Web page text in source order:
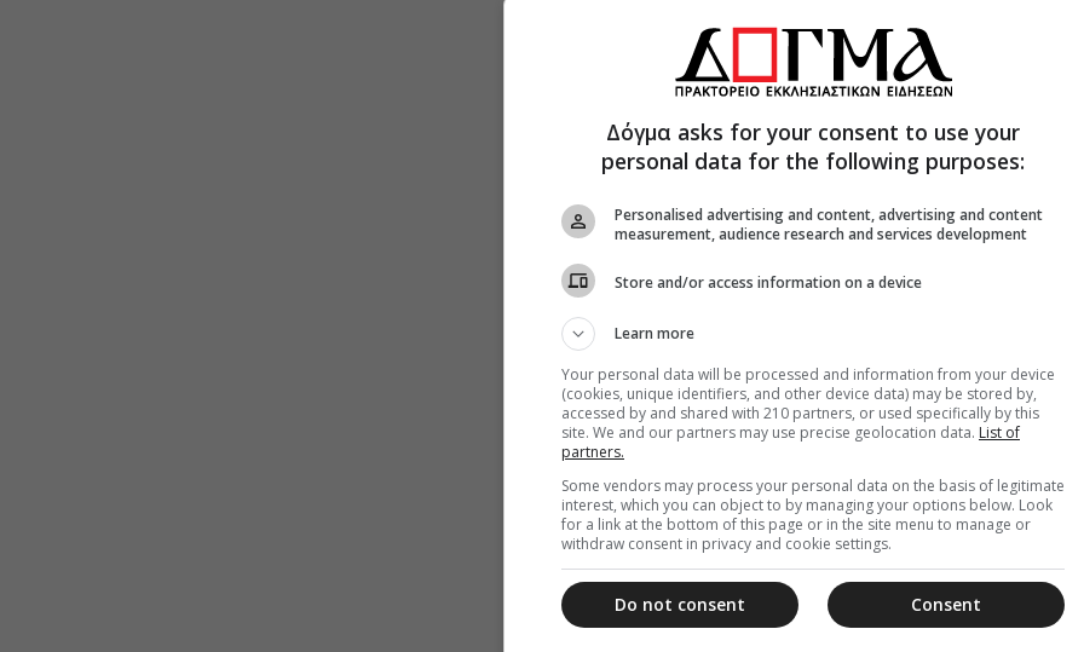
Δόγμα asks for your consent to use your
personal data for the following purposes:
Personalised advertising and content, advertising and content
measurement, audience research and services development
Store and/or access information on a device
Learn more
Your personal data will be processed and information from your device
(cookies, unique identifiers, and other device data) may be stored by,
accessed by and shared with 210 partners, or used specifically by this
site. We and our partners may use precise geolocation data. List of
partners.
Some vendors may process your personal data on the basis of legitimate
interest, which you can object to by managing your options below. Look
for a link at the bottom of this page or in the site menu to manage or
withdraw consent in privacy and cookie settings.
Consent
Do not consent